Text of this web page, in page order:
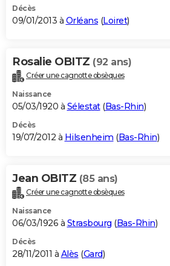
Décès
09/01/2013 à Orléans (Loiret)
Rosalie OBITZ (92 ans)
Créer une cagnotte obsèques
Naissance
05/03/1920 à Sélestat(Bas-Rhin)
Décès
19/07/2012 à Hilsenheim (Bas-Rhin)
Jean OBITZ (85 ans)
Créer une cagnotte obsèques
Naissance
06/03/1926 à Strasbourg (Bas-Rhin)
Décès
28/11/2011 à Alès (Gard)